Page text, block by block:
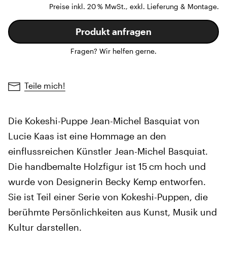
Preise inkl. 20 % MwSt., exkl. Lieferung & Montage.
Produkt anfragen
Fragen? Wir helfen gerne.
Teile mich!
Die Kokeshi-Puppe Jean-Michel Basquiat von
Lucie Kaas ist eine Hommage an den
einflussreichen Künstler Jean-Michel Basquiat.
Die handbemalte Holzfigur ist 15 cm hoch und
wurde von Designerin Becky Kemp entworfen.
Sie ist Teil einer Serie von Kokeshi-Puppen, die
berühmte Persönlichkeiten aus Kunst, Musik und
Kultur darstellen.